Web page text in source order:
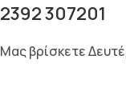
2392 307201
Μας βρίσκετε